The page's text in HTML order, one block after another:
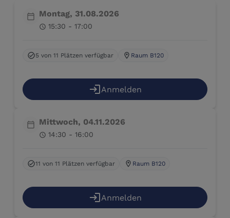
calendar_today Montag, 31.08.2026
schedule 15:30 - 17:00
check_circle5 von 11 Plätzen verfügbar location_on Raum B120
loginAnmelden
calendar_today Mittwoch, 04.11.2026
schedule 14:30 - 16:00
check_circle11 von 11 Plätzen verfügbar location_on Raum B120
loginAnmelden